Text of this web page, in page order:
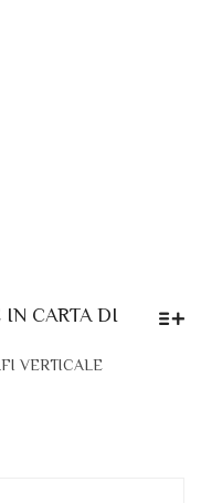
IN CARTA DI
VERTICALE